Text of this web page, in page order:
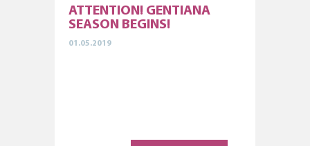
ATTENTION! GENTIANA
SEASON BEGINS!
01.05.2019